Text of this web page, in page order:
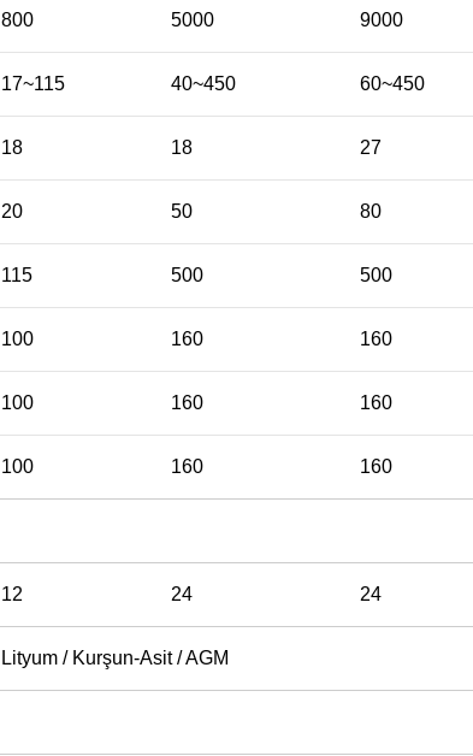
800 5000 9000
17~115 40~450 60~450
18 18 27
20 50 80
115 500 500
100 160 160
100 160 160
100 160 160
12 24 24
Lityum / Kurşun-Asit / AGM